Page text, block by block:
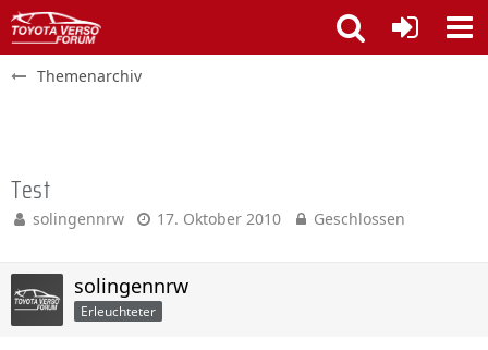
Themenarchiv
Test
solingennrw 17. Oktober 2010 Geschlossen
solingennrw
Erleuchteter